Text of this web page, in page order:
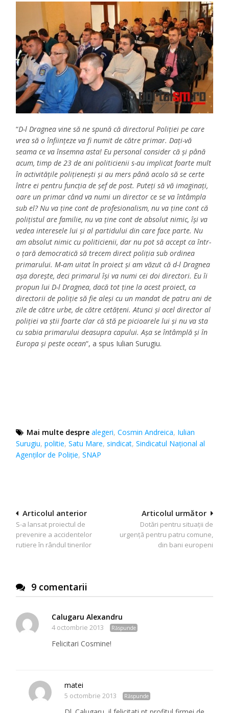
“D-l Dragnea vine să ne spună că directorul Poliţiei pe care
vrea să o înfiinţeze va fi numit de către primar. Daţi-vă
seama ce va însemna asta! Eu personal consider că şi până
acum, timp de 23 de ani politicienii s-au implicat foarte mult
în activităţile poliţieneşti şi au mers până acolo să se certe
între ei pentru funcţia de şef de post. Puteţi să vă imaginaţi,
oare un primar când va numi un director ce se va întâmpla
sub el? Nu va ţine cont de profesionalism, nu va ţine cont că
poliţistul are familie, nu va ţine cont de absolut nimic, îşi va
vedea interesele lui şi al partidului din care face parte. Nu
am absolut nimic cu politicienii, dar nu pot să accept ca într-
o ţară democratică să trecem direct poliţia sub ordinea
primarului. M-am uitat în proiect şi am văzut că d-l Dragnea
aşa doreşte, deci primarul îşi va numi cei doi directori. Eu îi
propun lui D-l Dragnea, dacă tot ţine la acest proiect, ca
directorii de poliţie să fie aleşi cu un mandat de patru ani de
zile de către urbe, de către cetăţeni. Atunci şi acel director al
poliţiei va ştii foarte clar că stă pe picioarele lui şi nu va sta
cu sabia primarului deasupra capului. Aşa se întâmplă şi în
Europa şi peste ocean“, a spus Iulian Surugiu.
Mai multe despre alegeri,Cosmin Andreica, Iulian
Surugiu,politie,Satu Mare,sindicat,Sindicatul Naţional al
Agenţilor de Poliţie,SNAP
Navigare
în
articole
Articolul următor
Dotări pentru situații de
urgență pentru patru comune,
din bani europeni
Articolul anterior
S-a lansat proiectul de
prevenire a accidentelor
rutiere în rândul tinerilor
9 comentarii
Calugaru Alexandru
4 octombrie 2013 Răspunde
Felicitari Cosmine!
matei
5 octombrie 2013 Răspunde